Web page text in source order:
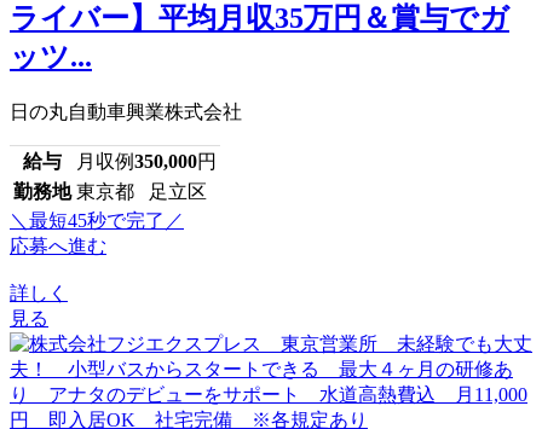
ライバー】平均月収35万円＆賞与でガ
ッツ...
日の丸自動車興業株式会社
給与 月収例350,000円
勤務地 東京都 足立区
＼最短45秒で完了／
応募へ進む
詳しく
見る